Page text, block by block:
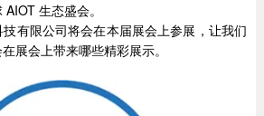
生态盛会。
有限公司将会在本届展会上参展，让我们
展会上带来哪些精彩展示。